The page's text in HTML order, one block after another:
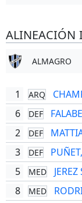
ALINEACIÓN
ALMAGRO
1 ARQ
6
DEF
2
DEF
3
DEF
5
MED
8
MED